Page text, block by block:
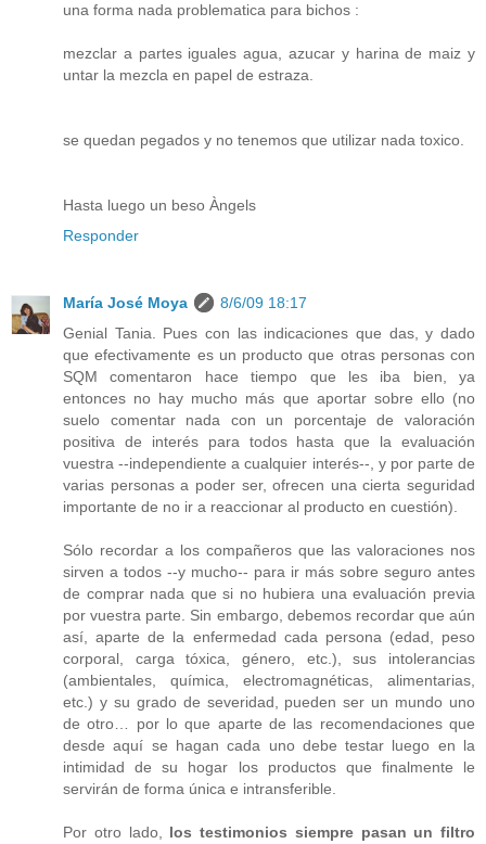
una forma nada problematica para bichos :
mezclar a partes iguales agua, azucar y harina de maiz y
untar la mezcla en papel de estraza.
se quedan pegados y no tenemos que utilizar nada toxico.
Hasta luego un beso Àngels
Responder
María José Moya
8/6/09 18:17
Genial Tania. Pues con las indicaciones que das, y dado
que efectivamente es un producto que otras personas con
SQM comentaron hace tiempo que les iba bien, ya
entonces no hay mucho más que aportar sobre ello (no
suelo comentar nada con un porcentaje de valoración
positiva de interés para todos hasta que la evaluación
vuestra --independiente a cualquier interés--, y por parte de
varias personas a poder ser, ofrecen una cierta seguridad
importante de no ir a reaccionar al producto en cuestión).
Sólo recordar a los compañeros que las valoraciones nos
sirven a todos --y mucho-- para ir más sobre seguro antes
de comprar nada que si no hubiera una evaluación previa
por vuestra parte. Sin embargo, debemos recordar que aún
así, aparte de la enfermedad cada persona (edad, peso
corporal, carga tóxica, género, etc.), sus intolerancias
(ambientales, química, electromagnéticas, alimentarias,
etc.) y su grado de severidad, pueden ser un mundo uno
de otro… por lo que aparte de las recomendaciones que
desde aquí se hagan cada uno debe testar luego en la
intimidad de su hogar los productos que finalmente le
servirán de forma única e intransferible.
Por otro lado, los testimonios siempre pasan un filtro